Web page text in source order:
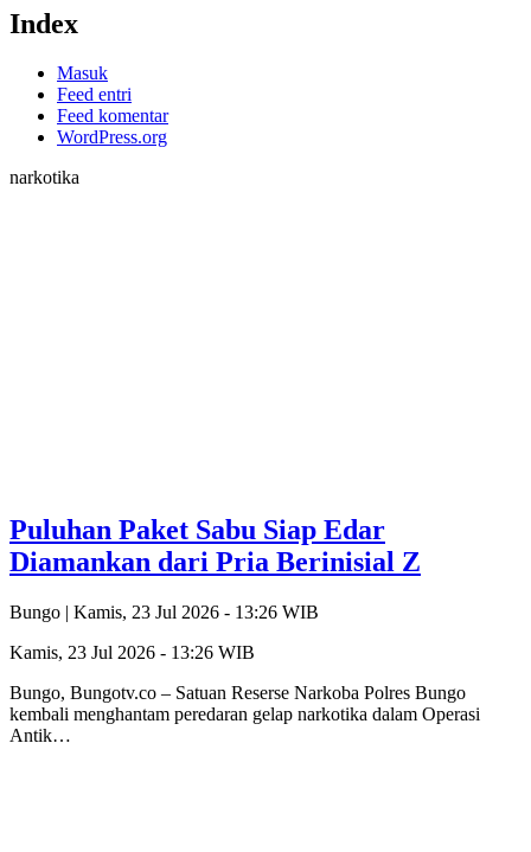
Index
Masuk
Feed entri
Feed komentar
WordPress.org
narkotika
Puluhan Paket Sabu Siap Edar
Diamankan dari Pria Berinisial Z
Bungo | Kamis, 23 Jul 2026 - 13:26 WIB
Kamis, 23 Jul 2026 - 13:26 WIB
Bungo, Bungotv.co – Satuan Reserse Narkoba Polres Bungo
kembali menghantam peredaran gelap narkotika dalam Operasi
Antik…